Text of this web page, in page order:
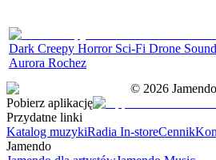
Dark Creepy Horror Sci-Fi Drone
Aurora Rochez
© 2026
Pobierz aplikację
Przydatne linki
Katalog muzykiRadia In-storeCennik
Jamendo